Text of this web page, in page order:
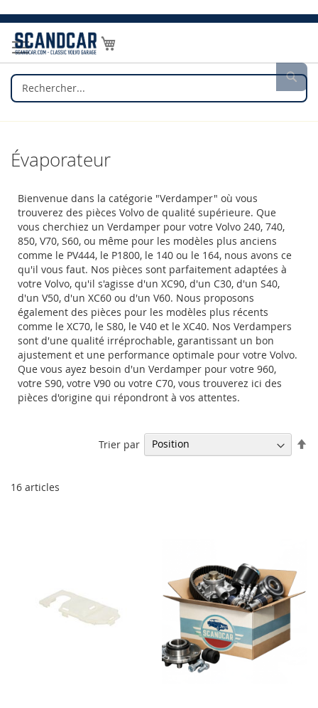
Allez
au
contenu
Mon panier
Évaporateur
Bienvenue dans la catégorie "Verdamper" où vous
trouverez des pièces Volvo de qualité supérieure. Que
vous cherchiez un Verdamper pour votre Volvo 240, 740,
850, V70, S60, ou même pour les modèles plus anciens
comme le PV444, le P1800, le 140 ou le 164, nous avons ce
qu'il vous faut. Nos pièces sont parfaitement adaptées à
votre Volvo, qu'il s'agisse d'un XC90, d'un C30, d'un S40,
d'un V50, d'un XC60 ou d'un V60. Nous proposons
également des pièces pour les modèles plus récents
comme le XC70, le S80, le V40 et le XC40. Nos Verdampers
sont d'une qualité irréprochable, garantissant un bon
ajustement et une performance optimale pour votre Volvo.
Que vous ayez besoin d'un Verdamper pour votre 960,
votre S90, votre V90 ou votre C70, vous trouverez ici des
pièces d'origine qui répondront à vos attentes.
16 articles
Trier par